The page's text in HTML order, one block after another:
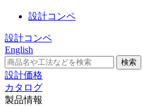
設計コンペ
設計コンペ
English
設計価格
カタログ
製品情報